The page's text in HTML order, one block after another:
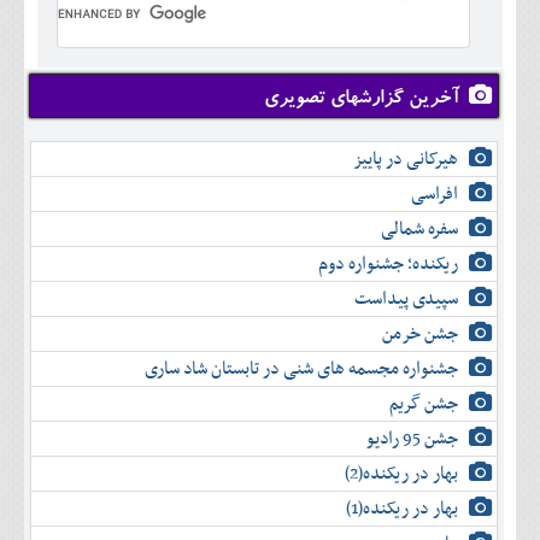
دی
بهمن
اسفند
آبان
آذر
دی
بهمن
اسفند
شهريور
مهر
آبان
آذر
دی
بهمن
اسفند
تير
مرداد
شهريور
مهر
آبان
آذر
دی
بهمن
اسفند
آخرین گزارشهای تصویری
هیرکانی در پاییز
افراسی
سفره شمالی
ریکنده؛ جشنواره دوم
سپیدی پیداست
جشن خرمن
جشنواره مجسمه های شنی در تابستان شاد ساری
جشن گریم
جشن 95 رادیو
بهار در ریکنده(2)
بهار در ریکنده(1)